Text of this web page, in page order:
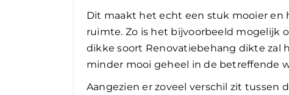
Dit maakt het echt een stuk mooier en
ruimte. Zo is het bijvoorbeeld mogelijk
dikke soort Renovatiebehang dikte zal
minder mooi geheel in de betreffende
​Aangezien er zoveel verschil zit tussen